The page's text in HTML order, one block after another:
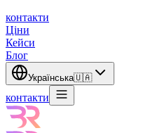
контакти
Ціни
Кейси
Блог
Українська🇺🇦
контакти